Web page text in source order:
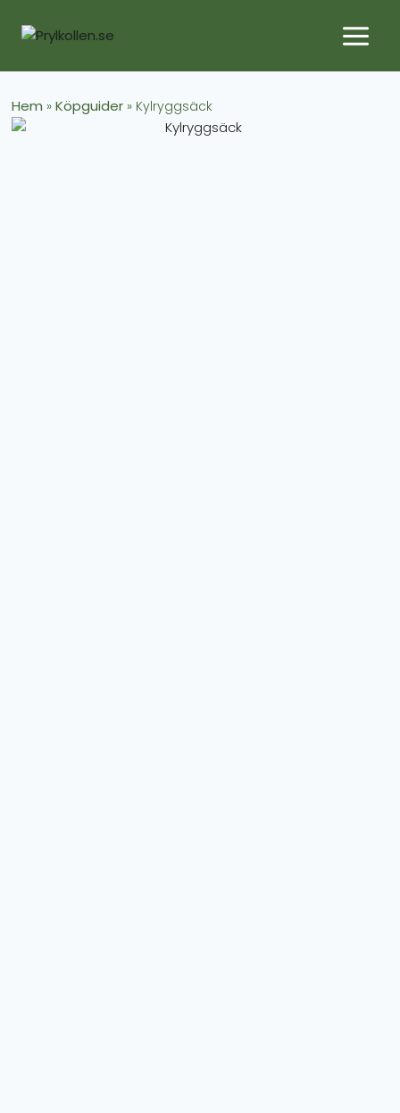
Hem »Köpguider » Kylryggsäck